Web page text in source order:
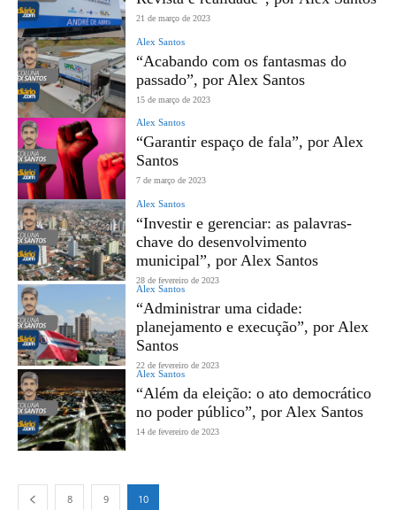
21 de março de 2023
Alex Santos
“Acabando com os fantasmas do
passado”, por Alex Santos
15 de março de 2023
Alex Santos
“Garantir espaço de fala”, por Alex
Santos
7 de março de 2023
Alex Santos
“Investir e gerenciar: as palavras-
chave do desenvolvimento
municipal”, por Alex Santos
28 de fevereiro de 2023
Alex Santos
“Administrar uma cidade:
planejamento e execução”, por Alex
Santos
22 de fevereiro de 2023
Alex Santos
“Além da eleição: o ato democrático
no poder público”, por Alex Santos
14 de fevereiro de 2023
8 9 10